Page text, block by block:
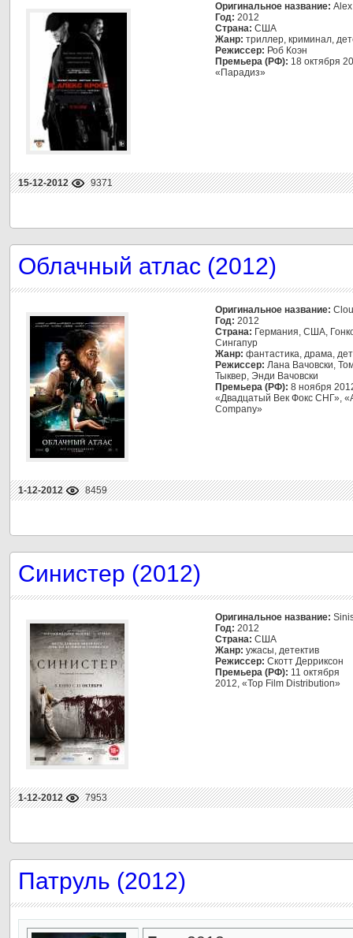
Оригинальное название:
Год: 2012
Страна: США
Жанр: триллер, криминал,
Режиссер: Роб Коэн
Премьера (РФ): 18 октября
«Парадиз»
15-12-2012 9371
Облачный атлас (2012)
Оригинальное название:
Год: 2012
Страна: Германия, США,
Сингапур
Жанр: фантастика, драма,
Режиссер: Лана Вачовски,
Тыквер, Энди Вачовски
Премьера (РФ): 8 ноября
«Двадцатый Век Фокс СНГ»,
Company»
1-12-2012 8459
Синистер (2012)
Оригинальное название:
Год: 2012
Страна: США
Жанр: ужасы, детектив
Режиссер: Скотт Дерриксон
Премьера (РФ): 11 октября
2012, «Top Film Distribution»
1-12-2012 7953
Патруль (2012)